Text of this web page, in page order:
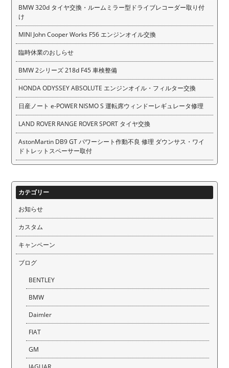
BMW 320d タイヤ交換・ルームミラー型ドライブレコーダー取り付
け
MINI John Cooper Works F56 エンジンオイル交換
臨時休業のおしらせ
BMW 2シリーズ 218d F45 車検整備
HONDA ODYSSEY ABSOLUTE エンジンオイル・フィルター交換
日産ノート e-POWER NISMO S 運転席ウィンドーレギュレータ修理
LAND ROVER RANGE ROVER SPORT タイヤ交換
AstonMartin DB9 GT パワーシート作動不良 修理 ダウンサス・ワイ
ドトレットスペーサー取付
カテゴリー
お知らせ
カスタム
キャンペーン
ブログ
BENTLEY
BMW
Daimler
FIAT
GM